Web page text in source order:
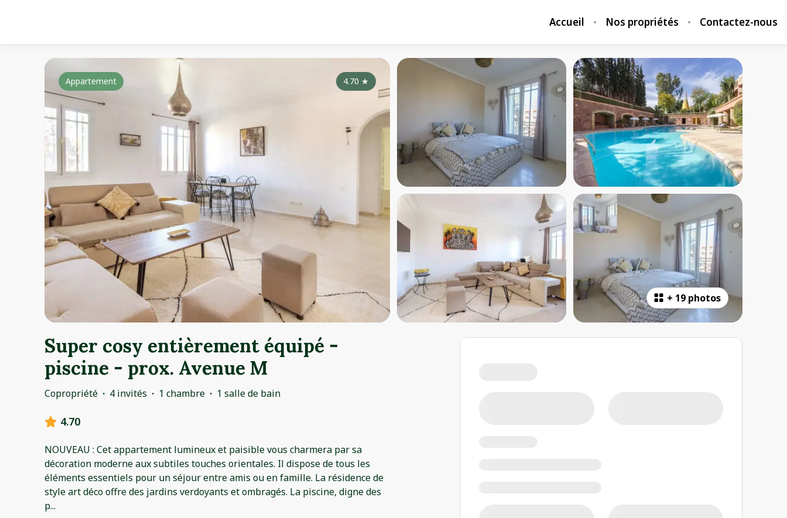
Accueil Nos propriétés Contactez-nous
+ 19 photos
4.70 ★
Appartement
Super cosy entièrement équipé -
piscine - prox. Avenue M
Copropriété · 4 invités · 1 chambre · 1 salle de bain
4.70
NOUVEAU : Cet appartement lumineux et paisible vous charmera par sa
décoration moderne aux subtiles touches orientales. Il dispose de tous les
éléments essentiels pour un séjour entre amis ou en famille. La résidence de
style art déco offre des jardins verdoyants et ombragés. La piscine, digne des
p...